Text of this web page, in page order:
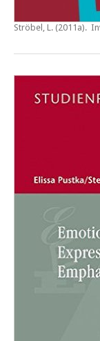
Ströbel, L. (2011a).